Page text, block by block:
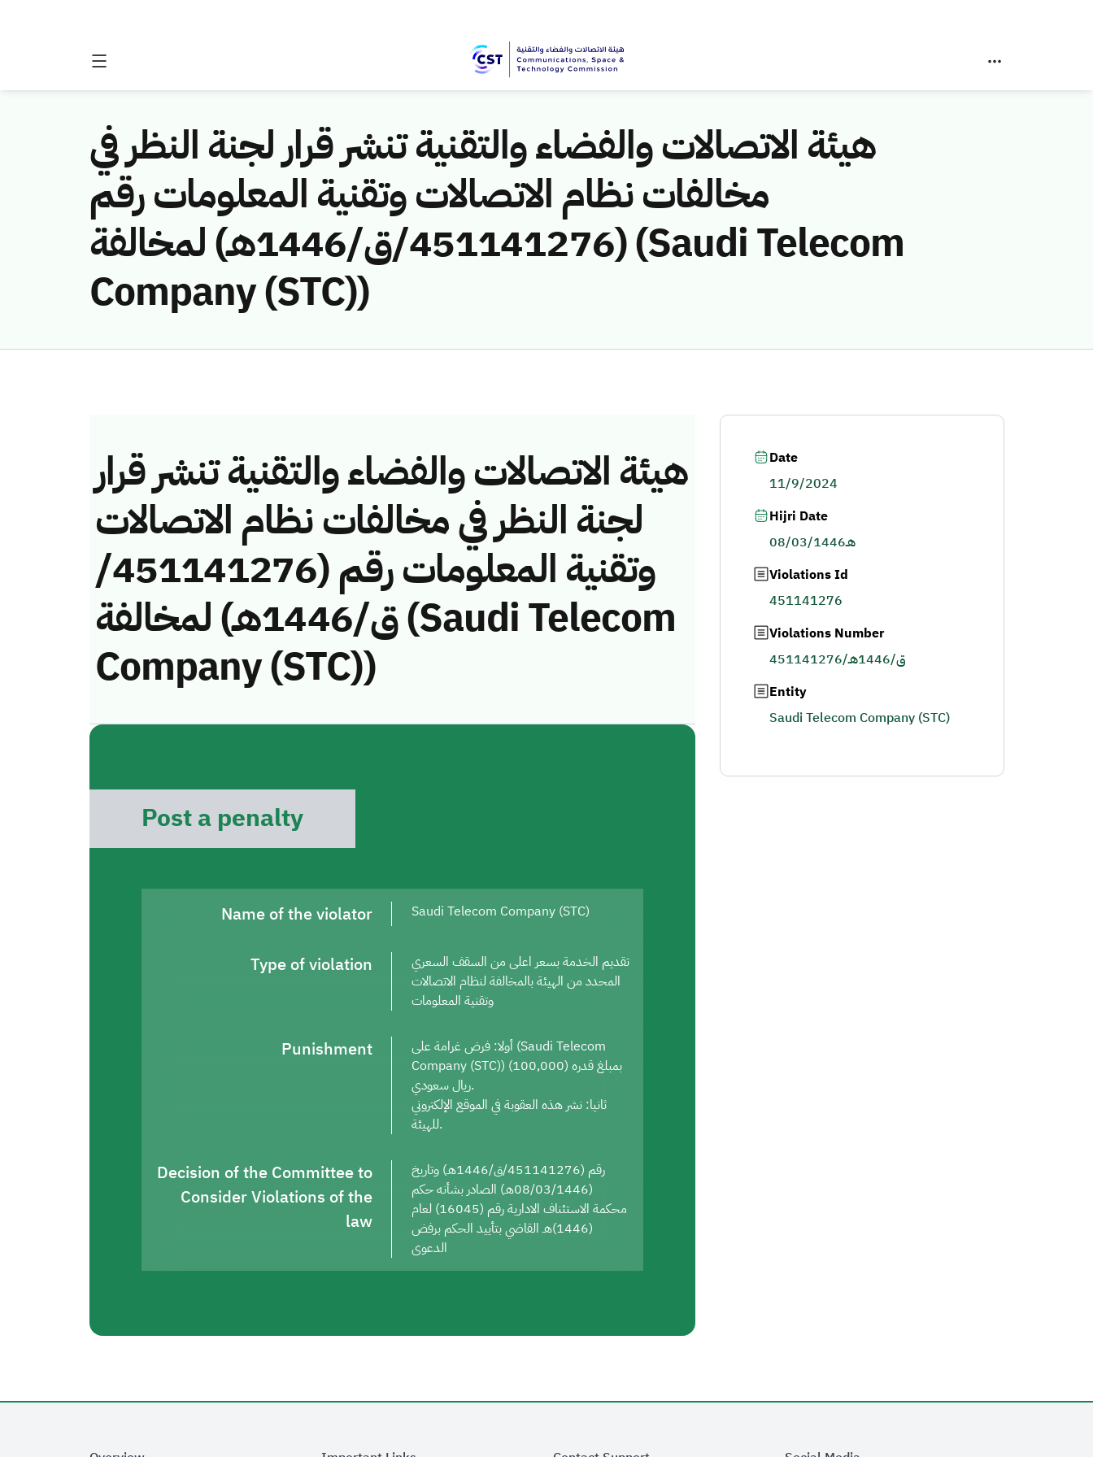
هيئة الاتصالات والفضاء والتقنية تنشر قرار لجنة النظر في
مخالفات نظام الاتصالات وتقنية المعلومات رقم
(451141276/ق/1446هـ) لمخالفة (Saudi Telecom
Company (STC))
هيئة الاتصالات والفضاء والتقنية تنشر قرار
لجنة النظر في مخالفات نظام الاتصالات
وتقنية المعلومات رقم (451141276/
ق/1446هـ) لمخالفة (Saudi Telecom
Company (STC))
Post a penalty
Name of the violator Saudi Telecom Company (STC)
Type of violation
تقديم الخدمة بسعر اعلى من السقف السعري
المحدد من الهيئة بالمخالفة لنظام الاتصالات
وتقنية المعلومات
Punishment
أولا: فرض غرامة على (Saudi Telecom
Company (STC)) بمبلغ قدره (100,000)
ريال سعودي.
ثانيا: نشر هذه العقوبة في الموقع الإلكتروني
للهيئة.
Decision of the Committee to
Consider Violations of the
law
رقم (451141276/ق/1446هـ) وتاريخ
(08/03/1446هـ) الصادر بشأنه حكم
محكمة الاستئناف الادارية رقم (16045) لعام
(1446)هـ القاضي بتأييد الحكم برفض
الدعوى
Date
11/9/2024
Hijri Date
08/03/1446هـ
Violations Id
451141276
Violations Number
451141276/ق/1446هـ
Entity
Saudi Telecom Company (STC)